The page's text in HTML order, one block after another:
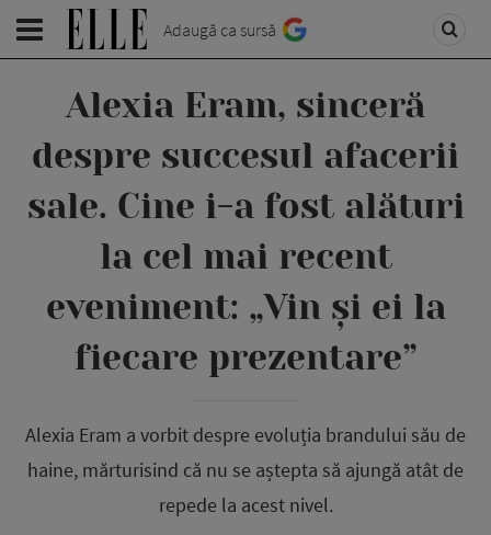
Adaugă ca sursă
Alexia Eram, sinceră
despre succesul afacerii
sale. Cine i-a fost alături
la cel mai recent
eveniment: „Vin și ei la
fiecare prezentare”
Alexia Eram a vorbit despre evoluția brandului său de
haine, mărturisind că nu se aștepta să ajungă atât de
repede la acest nivel.